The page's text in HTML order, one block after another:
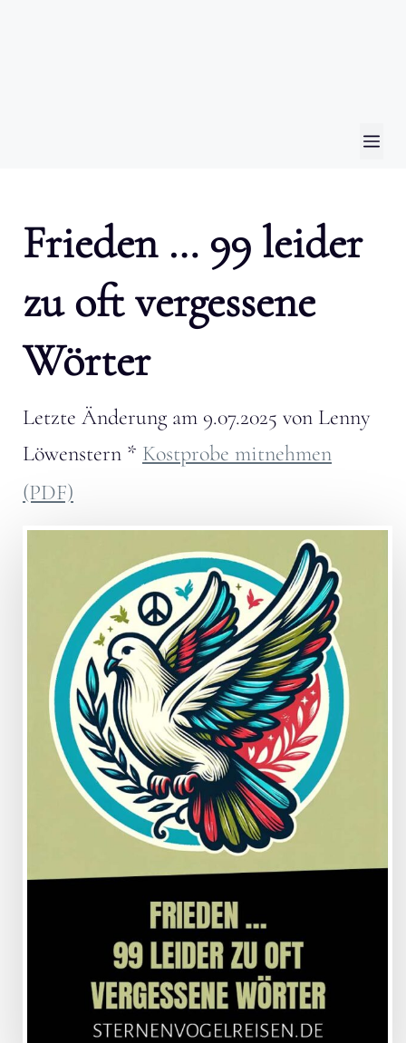
Frieden … 99 leider
zu oft vergessene
Wörter
Letzte Änderung am 9.07.2025 von Lenny
Löwenstern * Kostprobe mitnehmen
(PDF)